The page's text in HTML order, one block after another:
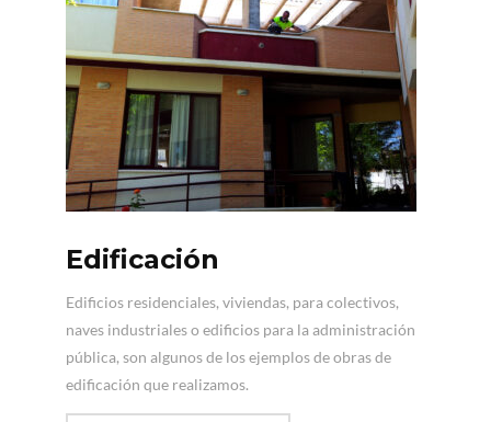
Edificación
Edificios residenciales, viviendas, para colectivos,
naves industriales o edificios para la administración
pública, son algunos de los ejemplos de obras de
edificación que realizamos.